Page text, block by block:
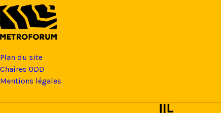
Plan du site
Chaires ODD
Mentions légales